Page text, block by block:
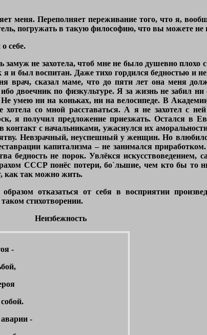
меня. Переполняет переживание того, что я,
погружать в такую философию, что вы можете
себе.
не захотела, чтоб мне не было душевно плохо
и был воспитан. Даже тихо гордился бедностью и
врач, сказал маме, что до пяти лет она меня
двоечник по физкультуре. Я за жизнь не забил ни
умею ни на коньках, ни на велосипеде. В
со мной расставаться. А я не захотел с ней
я получил предложение приезжать. Остался в
с начальниками, ужаснулся их
Невзрачный, неуспешный у женщин. Но
капитализма – не занимался
бедность не порок. Увлёкся искусствоведением,
СССР понёс потери, бо`льшие, чем кто бы то
как так можно жить.
отказаться от себя в восприятии
стихотворении.
Неизбежность
-
-